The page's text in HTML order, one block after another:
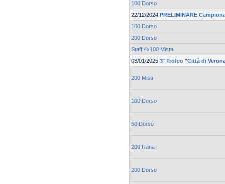
100 Dorso
22/12/2024 PRELIMINARE
100 Dorso
200 Dorso
Staff 4x100 Mista
03/01/2025 3° Trofeo "Città di
200 Misti
100 Dorso
50 Dorso
200 Rana
200 Dorso